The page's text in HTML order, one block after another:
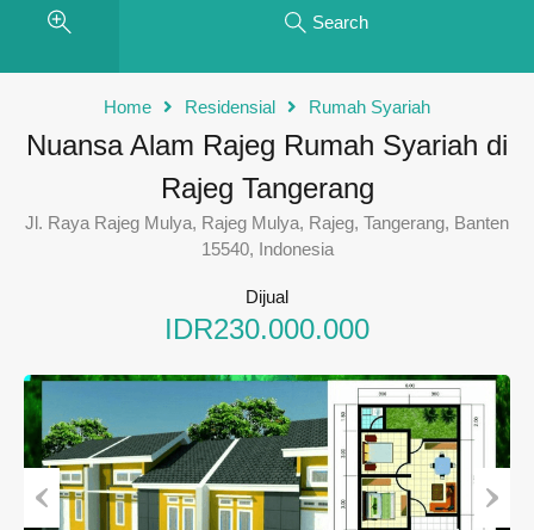
Search
Home Residensial Rumah Syariah
Nuansa Alam Rajeg Rumah Syariah di
Rajeg Tangerang
Jl. Raya Rajeg Mulya, Rajeg Mulya, Rajeg, Tangerang, Banten
15540, Indonesia
Dijual
IDR230.000.000